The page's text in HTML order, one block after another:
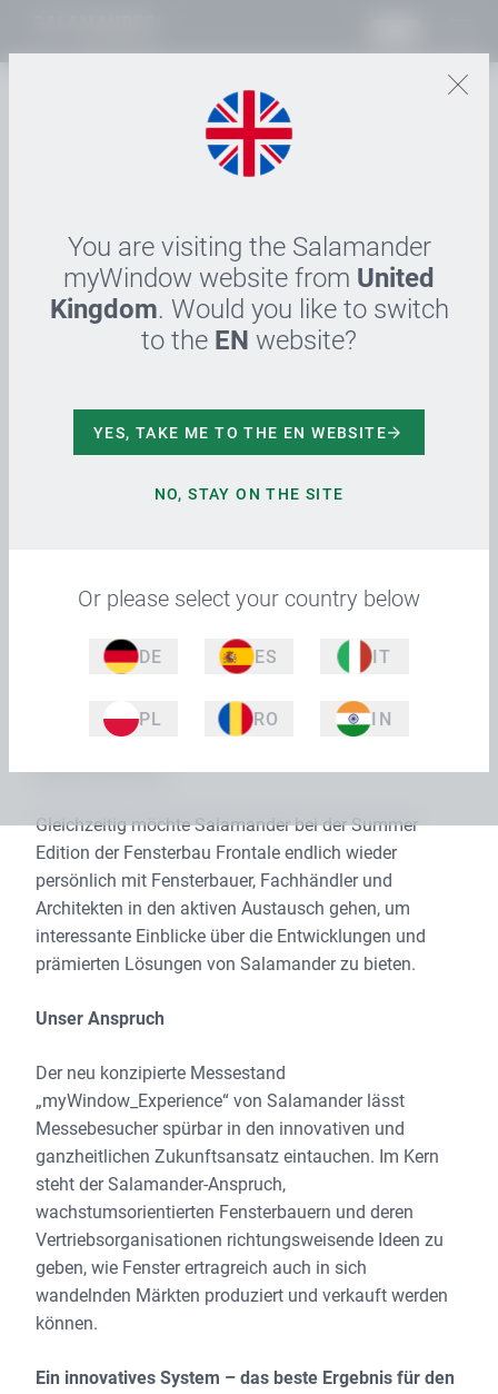
You are visiting the Salamander
myWindow website from United
Kingdom. Would you like to switch
to the EN website?
YES, TAKE ME TO THE EN WEBSITE
NO, STAY ON THE SITE
Or please select your country below
DE ES IT
PL RO IN
Salamander stellt auf
Mit Vorfreude blickt Salamander Window & Door
Systems vom 12. – 15. Juli 2022 nach Nürnberg, um
das prämierte Greta®Fenster, das neue
Plattformsystem greenEvolution mit dem innovativen
Neuheiten der Branche vorzustellen. Innovation,
Design und Nachhaltigkeit werden mit dem neu
auf der diesjährigen Summer Edition der Frontale in
Türkheim/Unterallgäu, 01.06.2022. Für Salamander ist
besonderes Event. Daher sendet das Traditionshaus
diesjährigen europäischen Fenster-Leitmesse ein
starkes Signal an die Fenster-Branche sowie an die
Messe Nürnberg.
Gleichzeitig möchte Salamander bei der Summer
Edition der Fensterbau Frontale endlich wieder
persönlich mit Fensterbauer, Fachhändler und
Architekten in den aktiven Austausch gehen, um
interessante Einblicke über die Entwicklungen und
prämierten Lösungen von Salamander zu bieten.
Unser Anspruch
Der neu konzipierte Messestand
„myWindow_Experience“ von Salamander lässt
Messebesucher spürbar in den innovativen und
ganzheitlichen Zukunftsansatz eintauchen. Im Kern
steht der Salamander-Anspruch,
wachstumsorientierten Fensterbauern und deren
Vertriebsorganisationen richtungsweisende Ideen zu
geben, wie Fenster ertragreich auch in sich
wandelnden Märkten produziert und verkauft werden
können.
Ein innovatives System – das beste Ergebnis für den